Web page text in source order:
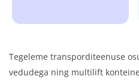
Tegeleme transporditeenuse
vedudega ning multilift